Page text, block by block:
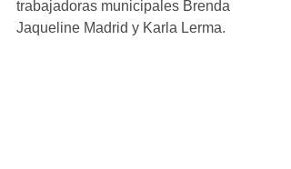
trabajadoras municipales Brenda
Jaqueline Madrid y Karla Lerma.